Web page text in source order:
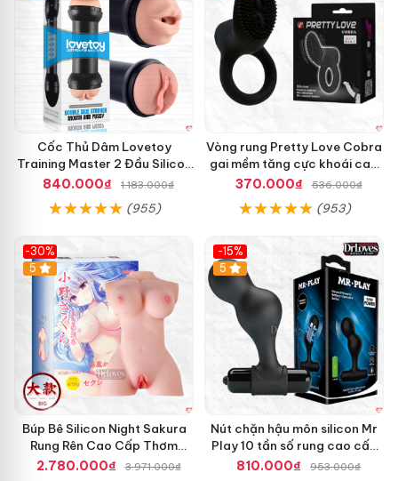
Cốc Thủ Dâm Lovetoy
Training Master 2 Đầu Silicon
Mềm Mại Tiện Lợi
840.000₫ 1.183.000₫
(955)
Vòng rung Pretty Love Cobra
gai mềm tăng cực khoái cao
cấp chính hãng
370.000₫ 536.000₫
(953)
-30%
Hot
5
Búp Bê Silicon Night Sakura
Rung Rên Cao Cấp Thơm
Mượt
2.780.000₫ 3.971.000₫
-15%
Hot
5
Nút chặn hậu môn silicon Mr
Play 10 tần số rung cao cấp
tăng khoái cảm
810.000₫ 953.000₫